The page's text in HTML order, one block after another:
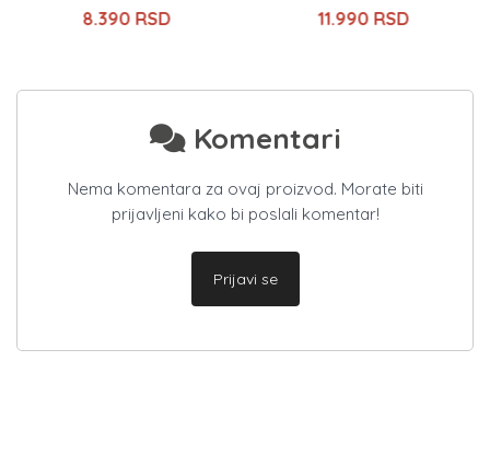
8.390 RSD
11.990 RSD
Komentari
Nema komentara za ovaj proizvod. Morate biti
prijavljeni kako bi poslali komentar!
Prijavi se